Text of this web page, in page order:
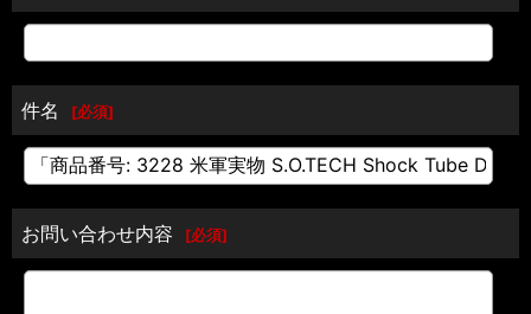
件名 [必須]
お問い合わせ内容 [必須]